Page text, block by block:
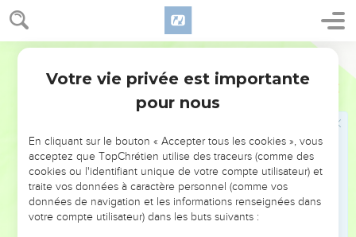
1 Rois 8
et pour respecter ses commandements ! »
Les sacrifices offerts au Seigneur
Le roi et tout Israël avec lui offrirent des sacrifices devant
sacrifice de communion qu'il offrit à l'Eternel. C’est ainsi que
le roi et tous les Israélites firent la dédicace de la maison de
l'Eternel.
Ce jour-là, le roi consacra le milieu du parvis qui se
trouvait devant la maison de l'Eternel ; en effet, c’est là qu’il
Votre vie privée est importante
pour nous
En cliquant sur le bouton « Accepter tous les cookies », vous
acceptez que TopChrétien utilise des traceurs (comme des
cookies ou l'identifiant unique de votre compte utilisateur) et
traite vos données à caractère personnel (comme vos
données de navigation et les informations renseignées dans
votre compte utilisateur) dans les buts suivants :